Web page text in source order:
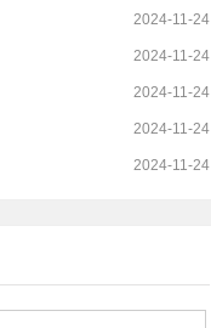
2024-11-24
2024-11-24
2024-11-24
2024-11-24
2024-11-24